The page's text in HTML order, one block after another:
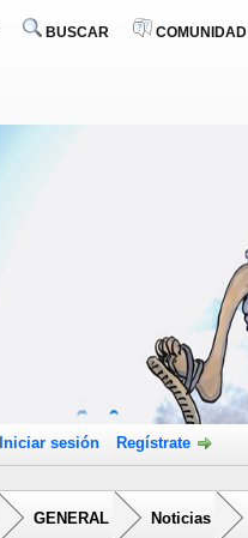
BUSCAR COMUNIDAD
Iniciar sesión Regístrate
GENERAL Noticias